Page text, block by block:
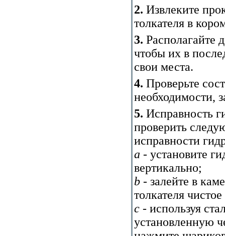
2. Извлеките
толкателя в
3. Располагайте
чтобы их в
свои места.
4. Проверьте
необходимости,
5. Исправность
проверить
исправности
a - установите
вертикально;
b - залейте в
толкателя
с - используя
установленную